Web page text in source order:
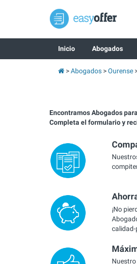
Inicio Abogados
Abogados Ourense
Encontramos Abogados
Completa el formulario y
¡No
calidad-